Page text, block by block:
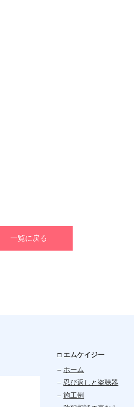
一覧に戻る
□ エムケイジー
– ホーム
– 忍び返しと盗聴器
–施工例